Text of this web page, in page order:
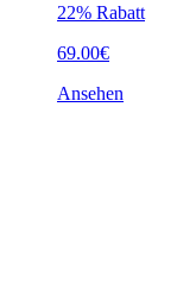
22% Rabatt
69.00€
Ansehen